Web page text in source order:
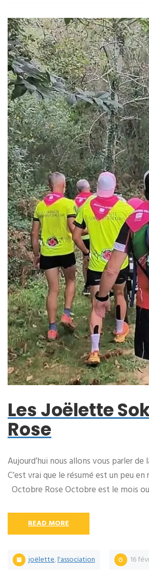
Les Joëlette
Rose
Aujourd’hui nous allons vous parler
C’est vrai que le résumé est un peu
Octobre Rose Octobre est le mois
READ MORE
joëlette,l'association 16